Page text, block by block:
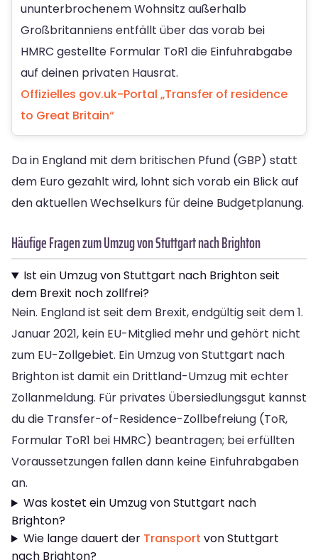
ununterbrochenem Wohnsitz außerhalb
Großbritanniens entfällt über das vorab bei
HMRC gestellte Formular ToR1 die Einfuhrabgabe
auf deinen privaten Hausrat.
Offizielles gov.uk-Portal „Transfer of residence
to Great Britain“
Da in England mit dem britischen Pfund (GBP) statt
dem Euro gezahlt wird, lohnt sich vorab ein Blick auf
den aktuellen Wechselkurs für deine Budgetplanung.
Häufige Fragen zum Umzug von Stuttgart nach Brighton
Ist ein Umzug von Stuttgart nach Brighton seit
dem Brexit noch zollfrei?
Nein. England ist seit dem Brexit, endgültig seit dem 1.
Januar 2021, kein EU-Mitglied mehr und gehört nicht
zum EU-Zollgebiet. Ein Umzug von Stuttgart nach
Brighton ist damit ein Drittland-Umzug mit echter
Zollanmeldung. Für privates Übersiedlungsgut kannst
du die Transfer-of-Residence-Zollbefreiung (ToR,
Formular ToR1 bei HMRC) beantragen; bei erfüllten
Voraussetzungen fallen dann keine Einfuhrabgaben
an.
Was kostet ein Umzug von Stuttgart nach
Brighton?
Wie lange dauert der Transport von Stuttgart
nach Brighton?